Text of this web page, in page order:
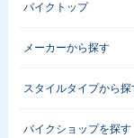
バイクトップ
メーカーから探す
スタイルタイプから探
バイクショップを探す